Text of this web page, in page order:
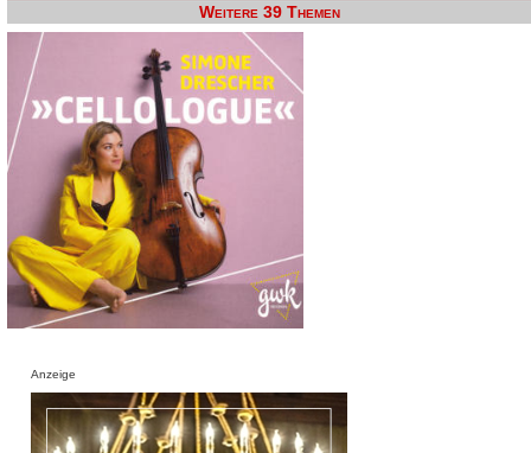
Weitere 39 Themen
Anzeige